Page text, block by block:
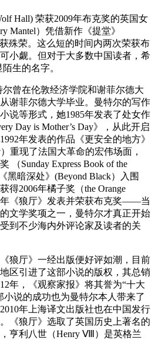
Hall) 荣获2009年布克奖的英国女
Mantel）凭借新作《提堂》
获殊荣。这么短的时间内两次荣获布
小觑。但对于大多数中国读者，希
生的名字。
尔曾在伦敦经济学院和谢菲尔德大
谢菲尔德大学毕业。曼特尔的写作
说等形式，她1985年发表了处女作
Day is Mother’s Day》，从此开启
年发表的作品《更安全的地方》
）重现了法国大革命的宏伟场面，
（Sunday Express Book of the
黑暗深处》(Beyond Black）入围
得2006年橘子奖（the Orange
年《狼厅》发表并荣获布克奖——当
文学奖项之一，曼特尔才真正开始
到不少海内外评论家及读者的关
狼厅》一经出版便好评如潮，目前
区引进了这部小说的版权，其总销
年，《观察家报》将其誉为“十大
小说的成功也为曼特尔本人带来了
年上海译文出版社也在中国发行
《狼厅》选取了英国历史上著名的
亨利八世（Henry Ⅷ）是英格兰